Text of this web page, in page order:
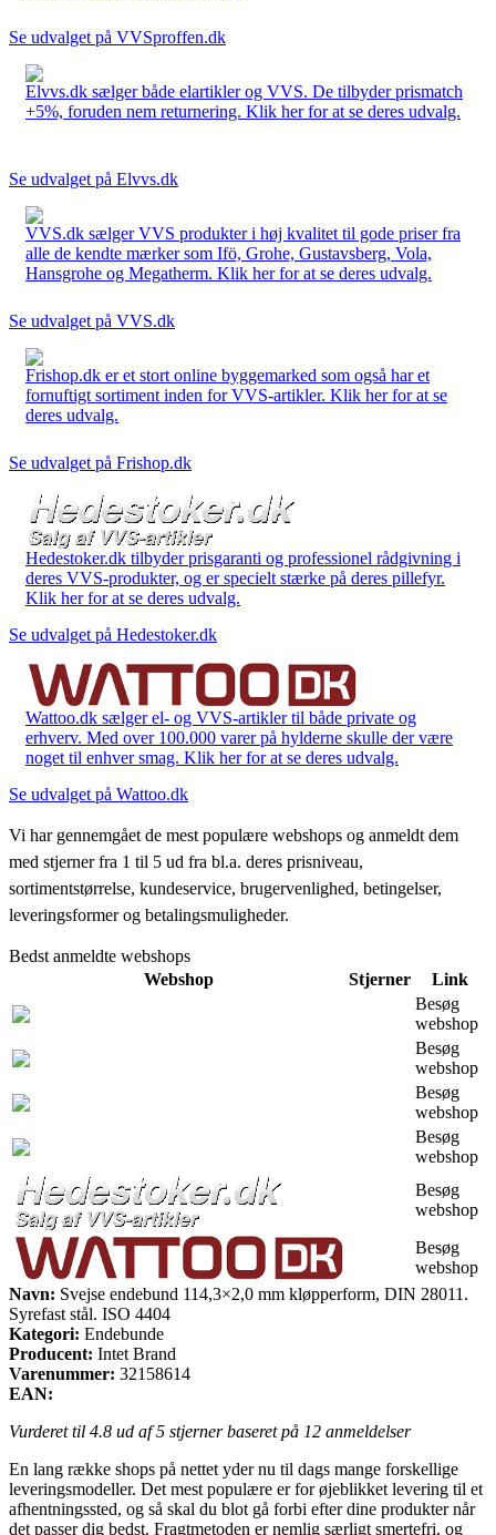
Se udvalget på VVSproffen.dk
Elvvs.dk sælger både elartikler og VVS. De tilbyder prismatch
+5%, foruden nem returnering. Klik her for at se deres udvalg.
Se udvalget på Elvvs.dk
VVS.dk sælger VVS produkter i høj kvalitet til gode priser fra
alle de kendte mærker som Ifö, Grohe, Gustavsberg, Vola,
Hansgrohe og Megatherm. Klik her for at se deres udvalg.
Se udvalget på VVS.dk
Frishop.dk er et stort online byggemarked som også har et
fornuftigt sortiment inden for VVS-artikler. Klik her for at se
deres udvalg.
Se udvalget på Frishop.dk
Hedestoker.dk tilbyder prisgaranti og professionel rådgivning i
deres VVS-produkter, og er specielt stærke på deres pillefyr.
Klik her for at se deres udvalg.
Se udvalget på Hedestoker.dk
Wattoo.dk sælger el- og VVS-artikler til både private og
erhverv. Med over 100.000 varer på hylderne skulle der være
noget til enhver smag. Klik her for at se deres udvalg.
Se udvalget på Wattoo.dk
Vi har gennemgået de mest populære webshops og anmeldt dem
med stjerner fra 1 til 5 ud fra bl.a. deres prisniveau,
sortimentstørrelse, kundeservice, brugervenlighed, betingelser,
leveringsformer og betalingsmuligheder.
Bedst anmeldte webshops
Webshop
Stjerner
Link
Besøg
webshop
Besøg
webshop
Besøg
webshop
Besøg
webshop
Besøg
webshop
Besøg
webshop
Navn: Svejse endebund 114,3×2,0 mm kløpperform, DIN 28011.
Syrefast stål. ISO 4404
Kategori: Endebunde
Producent: Intet Brand
Varenummer: 32158614
EAN:
Vurderet til 4.8 ud af 5 stjerner baseret på 12 anmeldelser
En lang række shops på nettet yder nu til dags mange forskellige
leveringsmodeller. Det mest populære er for øjeblikket levering til et
afhentningssted, og så skal du blot gå forbi efter dine produkter når
det passer dig bedst. Fragtmetoden er nemlig særligt smertefri, og